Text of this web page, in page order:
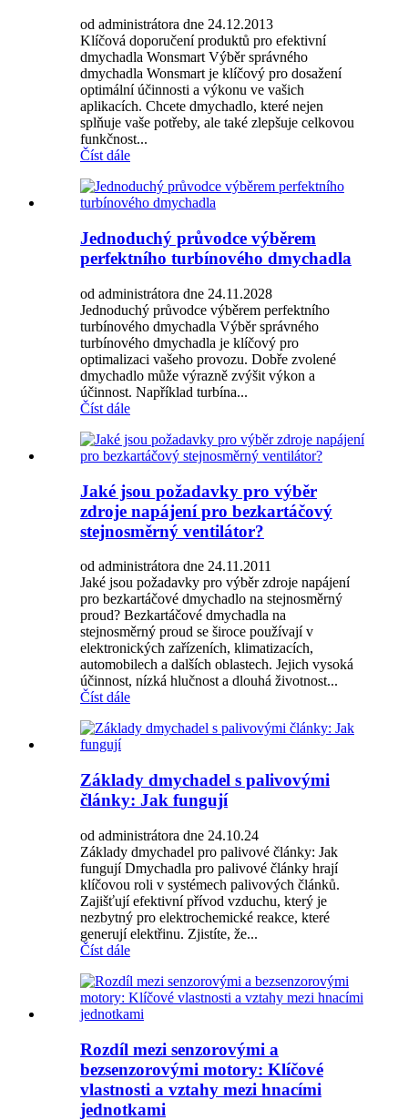
od administrátora dne 24.12.2013
Klíčová doporučení produktů pro efektivní
dmychadla Wonsmart Výběr správného
dmychadla Wonsmart je klíčový pro dosažení
optimální účinnosti a výkonu ve vašich
aplikacích. Chcete dmychadlo, které nejen
splňuje vaše potřeby, ale také zlepšuje celkovou
funkčnost...
Číst dále
Jednoduchý průvodce výběrem
perfektního turbínového dmychadla
od administrátora dne 24.11.2028
Jednoduchý průvodce výběrem perfektního
turbínového dmychadla Výběr správného
turbínového dmychadla je klíčový pro
optimalizaci vašeho provozu. Dobře zvolené
dmychadlo může výrazně zvýšit výkon a
účinnost. Například turbína...
Číst dále
Jaké jsou požadavky pro výběr
zdroje napájení pro bezkartáčový
stejnosměrný ventilátor?
od administrátora dne 24.11.2011
Jaké jsou požadavky pro výběr zdroje napájení
pro bezkartáčové dmychadlo na stejnosměrný
proud? Bezkartáčové dmychadla na
stejnosměrný proud se široce používají v
elektronických zařízeních, klimatizacích,
automobilech a dalších oblastech. Jejich vysoká
účinnost, nízká hlučnost a dlouhá životnost...
Číst dále
Základy dmychadel s palivovými
články: Jak fungují
od administrátora dne 24.10.24
Základy dmychadel pro palivové články: Jak
fungují Dmychadla pro palivové články hrají
klíčovou roli v systémech palivových článků.
Zajišťují efektivní přívod vzduchu, který je
nezbytný pro elektrochemické reakce, které
generují elektřinu. Zjistíte, že...
Číst dále
Rozdíl mezi senzorovými a
bezsenzorovými motory: Klíčové
vlastnosti a vztahy mezi hnacími
jednotkami